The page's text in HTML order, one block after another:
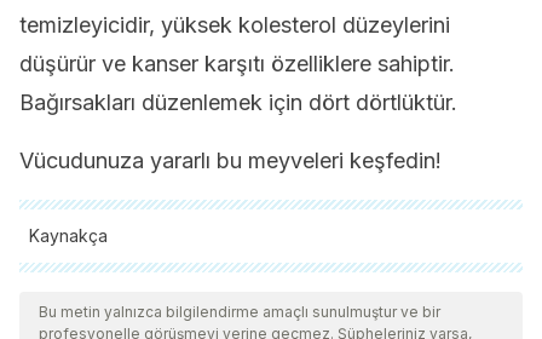
temizleyicidir, yüksek kolesterol düzeylerini
düşürür ve kanser karşıtı özelliklere sahiptir.
Bağırsakları düzenlemek için dört dörtlüktür.
Vücudunuza yararlı bu meyveleri keşfedin!
Kaynakça
Tüm alıntı yapılan kaynaklar, kalitelerini, güvenilirliklerini,
güncelliklerini ve geçerliliklerini sağlamak için ekibimiz
Bu metin yalnızca bilgilendirme amaçlı sunulmuştur ve bir
profesyonelle görüşmeyi yerine geçmez. Şüpheleriniz varsa,